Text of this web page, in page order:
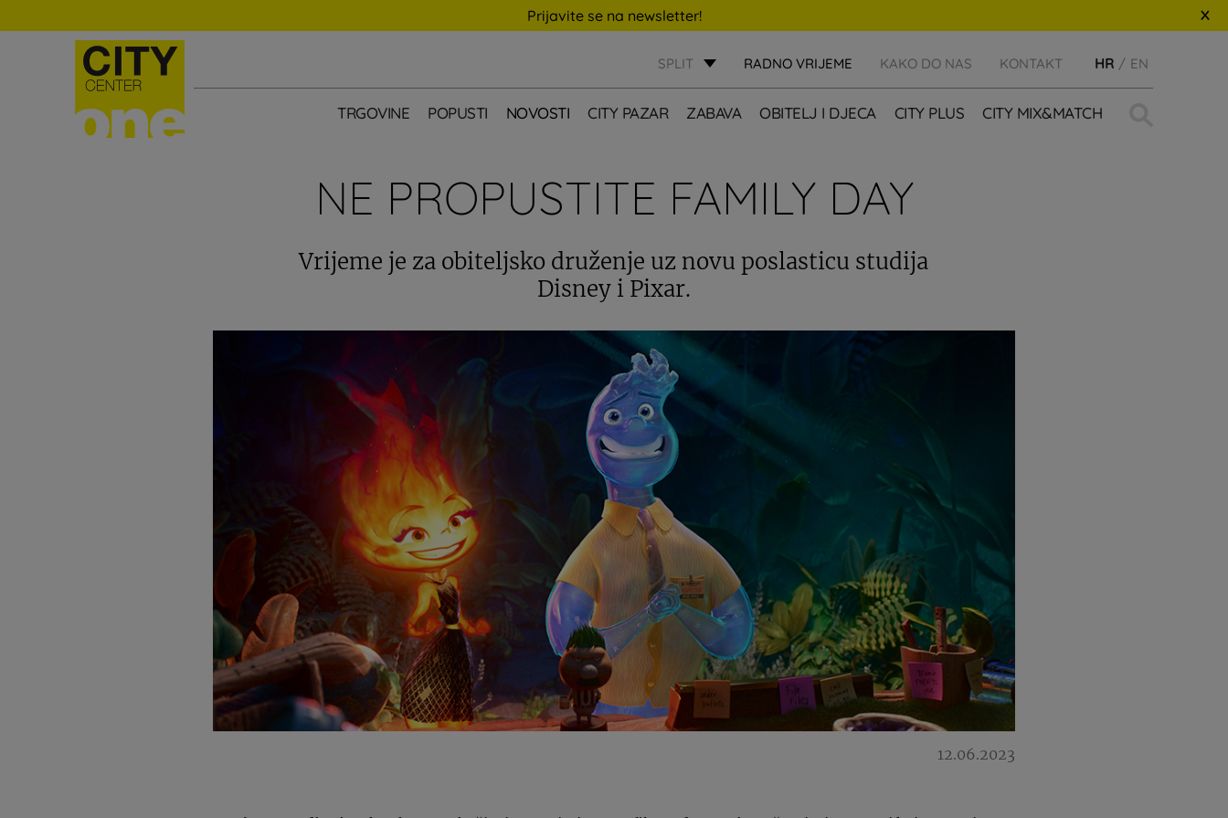
Prijavite se na newsletter!
SPLIT RADNO VRIJEME KAKO DO NAS KONTAKT HR EN
TRGOVINE POPUSTI NOVOSTI CITY PAZAR ZABAVA OBITELJ I DJECA CITY PLUS CITY MIX&MATCH
NE PROPUSTITE FAMILY DAY
Vrijeme je za obiteljsko druženje uz novu poslasticu studija
Disney i Pixar.
12.06.2023